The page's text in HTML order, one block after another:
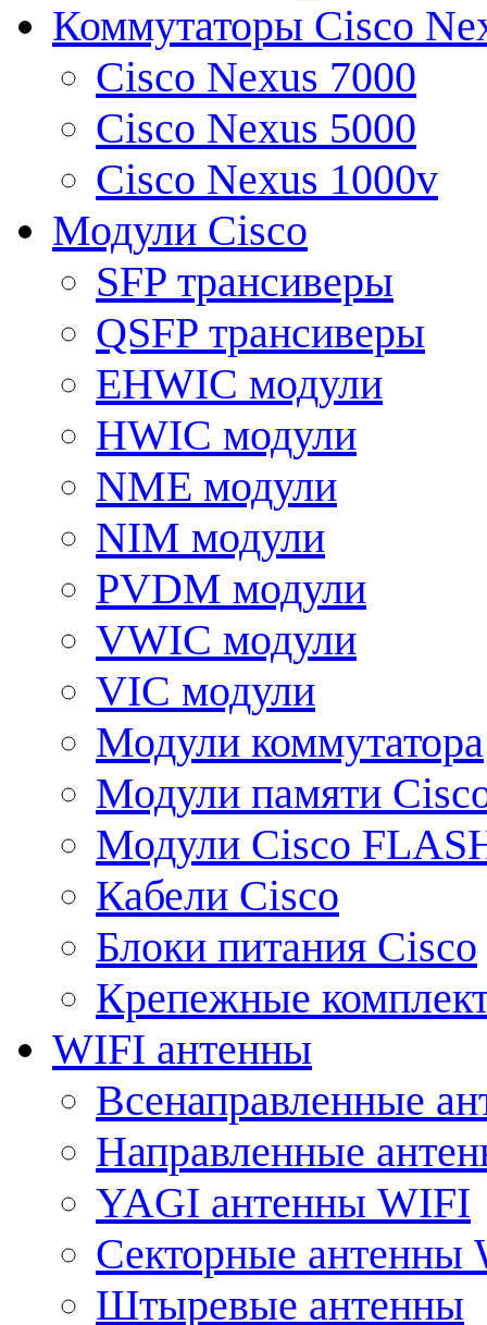
Коммутаторы Cisco
Cisco Nexus 7000
Cisco Nexus 5000
Cisco Nexus 1000v
Модули Cisco
SFP трансиверы
QSFP трансиверы
EHWIC модули
HWIC модули
NME модули
NIM модули
PVDM модули
VWIC модули
VIC модули
Модули коммутатора
Модули памяти
Модули Cisco
Кабели Cisco
Блоки питания Cisco
Крепежные
WIFI антенны
Всенаправленные
Направленные
YAGI антенны WIFI
Секторные антенны
Штыревые антенны